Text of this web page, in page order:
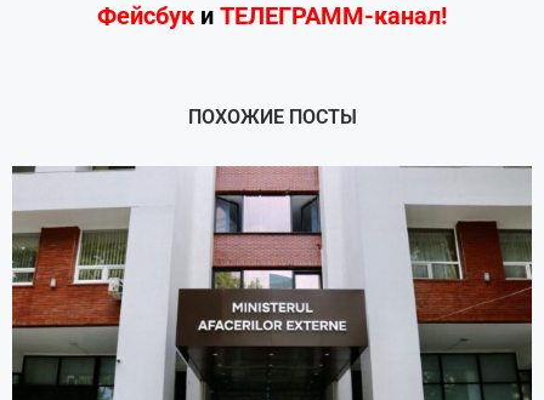
Фейсбук и ТЕЛЕГРАММ-канал!
ПОХОЖИЕ ПОСТЫ